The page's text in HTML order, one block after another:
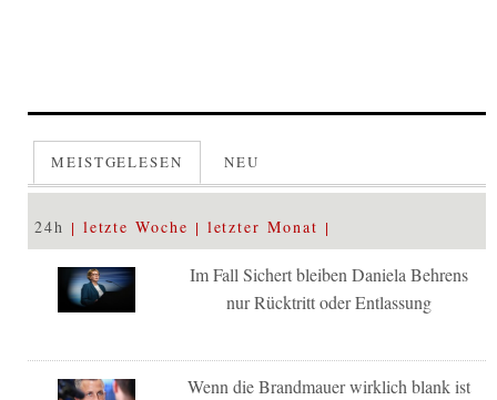
MEISTGELESEN NEU
24h letzte Woche letzter Monat
Im Fall Sichert bleiben Daniela Behrens
nur Rücktritt oder Entlassung
Wenn die Brandmauer wirklich blank ist